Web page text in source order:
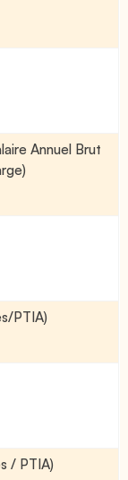
Annuel Brut
PTIA)
/ PTIA)